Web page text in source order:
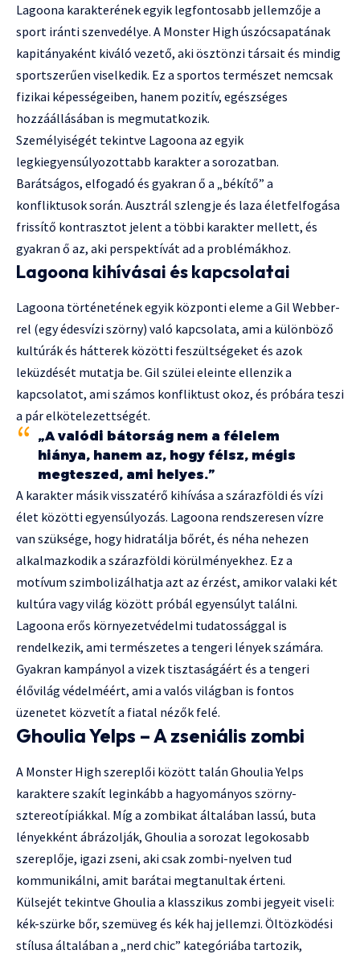
Lagoona karakterének egyik legfontosabb jellemzője a
sport iránti szenvedélye. A Monster High úszócsapatának
kapitányaként kiváló vezető, aki ösztönzi társait és mindig
sportszerűen viselkedik. Ez a sportos természet nemcsak
fizikai képességeiben, hanem pozitív, egészséges
hozzáállásában is megmutatkozik.
Személyiségét tekintve Lagoona az egyik
legkiegyensúlyozottabb karakter a sorozatban.
Barátságos, elfogadó és gyakran ő a „békítő” a
konfliktusok során. Ausztrál szlengje és laza életfelfogása
frissítő kontrasztot jelent a többi karakter mellett, és
gyakran ő az, aki perspektívát ad a problémákhoz.
Lagoona kihívásai és kapcsolatai
Lagoona történetének egyik központi eleme a Gil Webber-
rel (egy édesvízi szörny) való kapcsolata, ami a különböző
kultúrák és hátterek közötti feszültségeket és azok
leküzdését mutatja be. Gil szülei eleinte ellenzik a
kapcsolatot, ami számos konfliktust okoz, és próbára teszi
a pár elkötelezettségét.
„A valódi bátorság nem a félelem
hiánya, hanem az, hogy félsz, mégis
megteszed, ami helyes.”
A karakter másik visszatérő kihívása a szárazföldi és vízi
élet közötti egyensúlyozás. Lagoona rendszeresen vízre
van szüksége, hogy hidratálja bőrét, és néha nehezen
alkalmazkodik a szárazföldi körülményekhez. Ez a
motívum szimbolizálhatja azt az érzést, amikor valaki két
kultúra vagy világ között próbál egyensúlyt találni.
Lagoona erős környezetvédelmi tudatossággal is
rendelkezik, ami természetes a tengeri lények számára.
Gyakran kampányol a vizek tisztaságáért és a tengeri
élővilág védelméért, ami a valós világban is fontos
üzenetet közvetít a fiatal nézők felé.
Ghoulia Yelps – A zseniális zombi
A Monster High szereplői között talán Ghoulia Yelps
karaktere szakít leginkább a hagyományos szörny-
sztereotípiákkal. Míg a zombikat általában lassú, buta
lényekként ábrázolják, Ghoulia a sorozat legokosabb
szereplője, igazi zseni, aki csak zombi-nyelven tud
kommunikálni, amit barátai megtanultak érteni.
Külsejét tekintve Ghoulia a klasszikus zombi jegyeit viseli:
kék-szürke bőr, szemüveg és kék haj jellemzi. Öltözködési
stílusa általában a „nerd chic” kategóriába tartozik,